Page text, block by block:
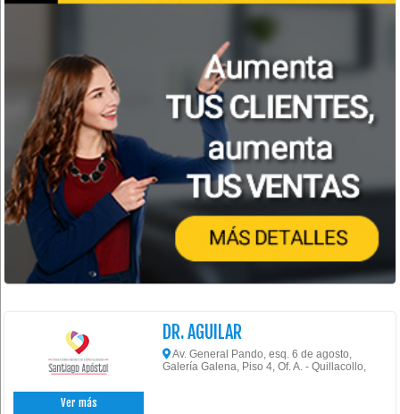
Ver más
DR. AGUILAR
Av. General Pando, esq. 6 de agosto,
Galería Galena, Piso 4, Of. A. - Quillacollo,